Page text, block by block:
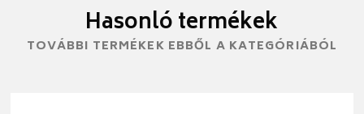
Hasonló termékek
TOVÁBBI TERMÉKEK EBBŐL A KATEGÓRIÁBÓL